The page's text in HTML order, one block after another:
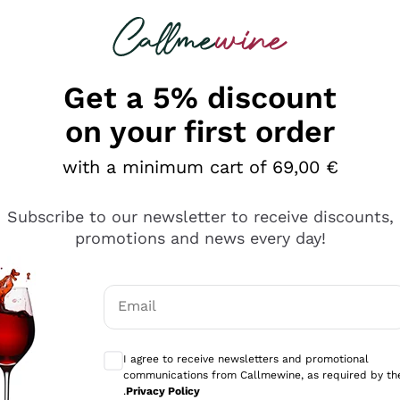
looking for
diversi e con un ampio range di prezzo. Le
Get a 5% discount
on your first order
with a minimum cart of 69,00 €
Subscribe to our newsletter to receive discounts,
promotions and news every day!
Email
I agree to receive newsletters and promotional
communications from Callmewine, as required by
.Privacy Policy